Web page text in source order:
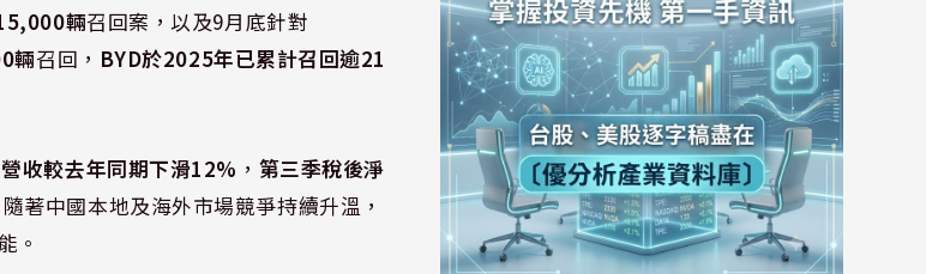
輛召回案，以及9月底針對
輛召回， BYD於2025年已累計召回逾21
收較去年同期下滑12% ， 第三季稅後淨
著中國本地及海外市場競爭持續升溫，
。